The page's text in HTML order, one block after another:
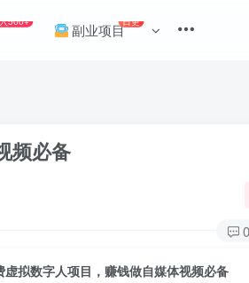
500+ 副业项目日更
频必备
0
虚拟数字人项目，赚钱做自媒体视频必备